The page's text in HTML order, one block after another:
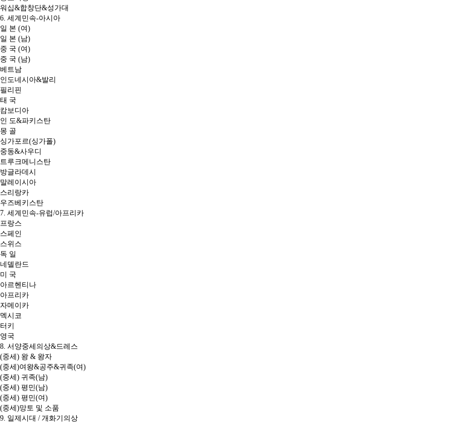
워십&합창단&성가대
6. 세계민속-아시아
일 본 (여)
일 본 (남)
중 국 (여)
중 국 (남)
베트남
인도네시아&발리
필리핀
태 국
캄보디아
인 도&파키스탄
몽 골
싱가포르(싱가폴)
중동&사우디
트루크메니스탄
방글라데시
말레이시아
스리랑카
우즈베키스탄
7. 세계민속-유럽/아프리카
프랑스
스페인
스위스
독 일
네델란드
미 국
아르헨티나
아프리카
자메이카
멕시코
터키
영국
8. 서양중세의상&드레스
(중세) 왕 & 왕자
(중세)여왕&공주&귀족(여)
(중세) 귀족(남)
(중세) 평민(남)
(중세) 평민(여)
(중세)망토 및 소품
9. 일제시대 / 개화기의상